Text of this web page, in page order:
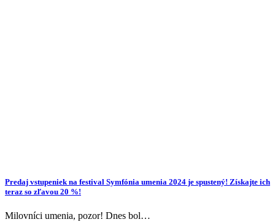
Predaj vstupeniek na festival Symfónia umenia 2024 je spustený! Získajte ich
teraz so zľavou 20 %!
Milovníci umenia, pozor! Dnes bol…